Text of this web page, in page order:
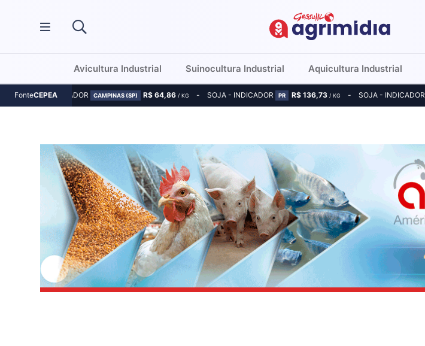
Avicultura Industrial Suinocultura Industrial Aquicultura Industrial
FonteCEPEA
MILHO - INDICADOR CAMPINAS (SP) R$ 64,86 / KG SOJA - INDICADOR PR R$ 136,73/ KG SOJA - INDICADOR